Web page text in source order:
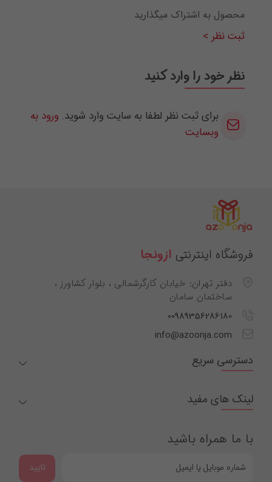
محصول به اشتراک میگذارید
ثبت نظر >
نظر خود را وارد کنید
برای ثبت نظر لطفا به سایت وارد شوید. ورود به
وبسایت
فروشگاه اینترنتی ازونجا
دفتر تهران: خیابان کارگرشمالی ، بلوار کشاورز ،
ساختمان سامان
00989356286180
info@azoonja.com
دسترسی سریع
لینک های مفید
با ما همراه باشید
تایید